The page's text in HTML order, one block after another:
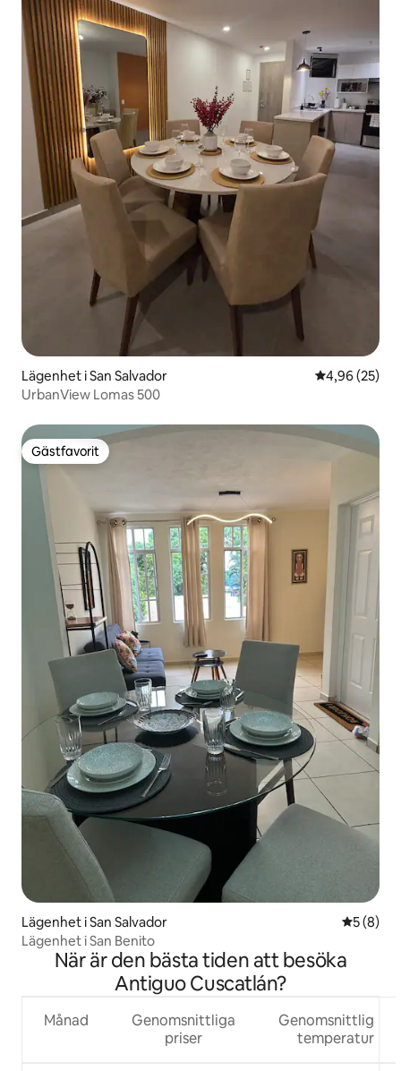
Lägenhet i San Salvador 4,96 av 5 i
4,96 (25)
UrbanView Lomas 500
Gästfavorit
Gästfavorit
Lägenhet i San Salvador 5 av 5 i
5 (8)
Lägenhet i San Benito
När är den bästa tiden att besöka
Antiguo Cuscatlán?
Månad
Genomsnittliga
priser
Genomsnittlig
temperatur